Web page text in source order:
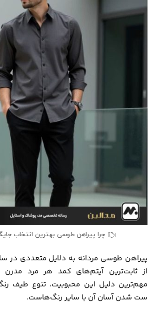
چرا پیراهن طوسی بهترین انتخاب
پیراهن طوسی مردانه به دلایل متعددی در
از ثابت‌ترین آیتم‌های کمد هر مرد
مهم‌ترین دلیل این محبوبیت، تنوع طیف
ست شدن آسان آن با سایر رنگ‌هاست.